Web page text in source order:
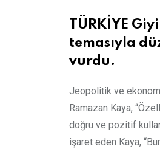
TÜRKİYE
temasıyla
vurdu.
Jeopolitik ve
Ramazan Kaya,
doğru ve pozitif
işaret eden Kaya,